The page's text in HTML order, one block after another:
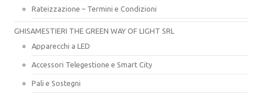
Rateizzazione – Termini e Condizioni
GHISAMESTIERI THE GREEN WAY OF LIGHT SRL
Apparecchi a LED
Accessori Telegestione e Smart City
Pali e Sostegni